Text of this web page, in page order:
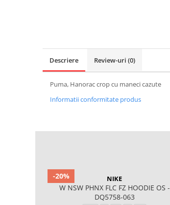
Descriere Review-uri (0)
Puma, Hanorac crop cu maneci cazute
Informatii conformitate produs
-20% NIKE
W NSW PHNX FLC FZ HOODIE OS -
DQ5758-063